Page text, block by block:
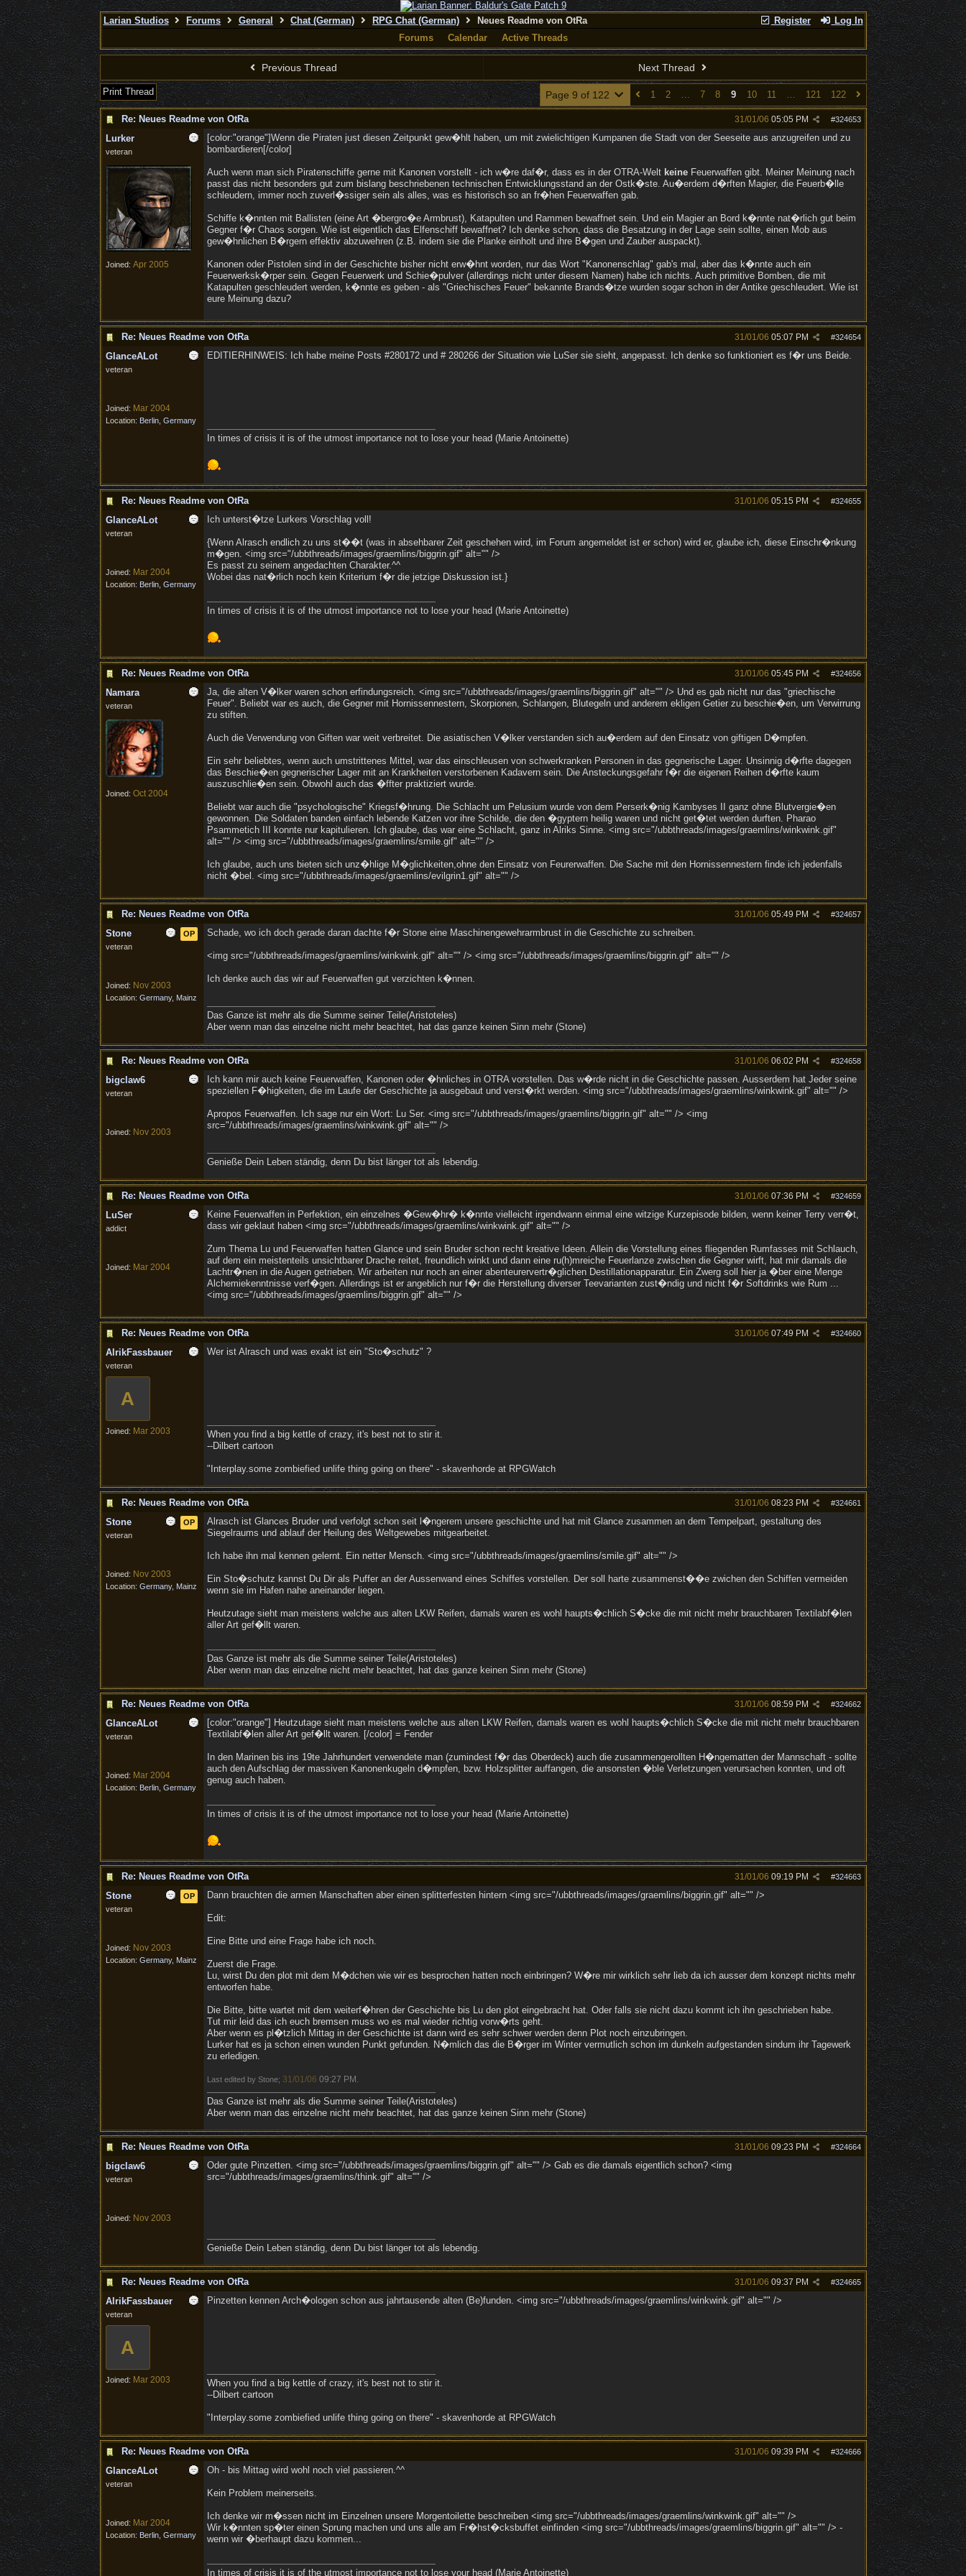
Register Log In
Larian Studios Forums General Chat (German) RPG Chat (German)
Neues Readme von OtRa
Forums
Calendar Active Threads
Previous Thread Next Thread
Print Thread Page 9 of 122 1 2 … 7 8 9 10 11 … 121 122
Re: Neues Readme von OtRa #324653
31/01/06 05:05 PM
Lurker
veteran
Joined: Apr 2005
[color:"orange"]Wenn die Piraten just diesen Zeitpunkt gew�hlt haben, um mit zwielichtigen Kumpanen die Stadt von der Seeseite aus anzugreifen und zu
bombardieren[/color]
Auch wenn man sich Piratenschiffe gerne mit Kanonen vorstellt - ich w�re daf�r, dass es in der OTRA-Welt keineFeuerwaffen gibt. Meiner Meinung nach
passt das nicht besonders gut zum bislang beschriebenen technischen Entwicklungsstand an der Ostk�ste. Au�erdem d�rften Magier, die Feuerb�lle
schleudern, immer noch zuverl�ssiger sein als alles, was es historisch so an fr�hen Feuerwaffen gab.
Schiffe k�nnten mit Ballisten (eine Art �bergro�e Armbrust), Katapulten und Rammen bewaffnet sein. Und ein Magier an Bord k�nnte nat�rlich gut beim
Gegner f�r Chaos sorgen. Wie ist eigentlich das Elfenschiff bewaffnet? Ich denke schon, dass die Besatzung in der Lage sein sollte, einen Mob aus
gew�hnlichen B�rgern effektiv abzuwehren (z.B. indem sie die Planke einholt und ihre B�gen und Zauber auspackt).
Kanonen oder Pistolen sind in der Geschichte bisher nicht erw�hnt worden, nur das Wort "Kanonenschlag" gab's mal, aber das k�nnte auch ein
Feuerwerksk�rper sein. Gegen Feuerwerk und Schie�pulver (allerdings nicht unter diesem Namen) habe ich nichts. Auch primitive Bomben, die mit
Katapulten geschleudert werden, k�nnte es geben - als "Griechisches Feuer" bekannte Brands�tze wurden sogar schon in der Antike geschleudert. Wie ist
eure Meinung dazu?
Re: Neues Readme von OtRa #324654
31/01/06 05:07 PM
GlanceALot
veteran
Joined: Mar 2004
Location: Berlin, Germany
EDITIERHINWEIS: Ich habe meine Posts #280172 und # 280266 der Situation wie LuSer sie sieht, angepasst. Ich denke so funktioniert es f�r uns Beide.
In times of crisis it is of the utmost importance not to lose your head (Marie Antoinette)
Re: Neues Readme von OtRa #324655
31/01/06 05:15 PM
GlanceALot
veteran
Joined: Mar 2004
Location: Berlin, Germany
Ich unterst�tze Lurkers Vorschlag voll!
{Wenn Alrasch endlich zu uns st��t (was in absehbarer Zeit geschehen wird, im Forum angemeldet ist er schon) wird er, glaube ich, diese Einschr�nkung
m�gen. <img src="/ubbthreads/images/graemlins/biggrin.gif" alt="" />
Es passt zu seinem angedachten Charakter.^^
Wobei das nat�rlich noch kein Kriterium f�r die jetzige Diskussion ist.}
In times of crisis it is of the utmost importance not to lose your head (Marie Antoinette)
Re: Neues Readme von OtRa #324656
31/01/06 05:45 PM
Namara
veteran
Joined: Oct 2004
Ja, die alten V�lker waren schon erfindungsreich. <img src="/ubbthreads/images/graemlins/biggrin.gif" alt="" /> Und es gab nicht nur das "griechische
Feuer". Beliebt war es auch, die Gegner mit Hornissennestern, Skorpionen, Schlangen, Blutegeln und anderem ekligen Getier zu beschie�en, um Verwirrung
zu stiften.
Auch die Verwendung von Giften war weit verbreitet. Die asiatischen V�lker verstanden sich au�erdem auf den Einsatz von giftigen D�mpfen.
Ein sehr beliebtes, wenn auch umstrittenes Mittel, war das einschleusen von schwerkranken Personen in das gegnerische Lager. Unsinnig d�rfte dagegen
das Beschie�en gegnerischer Lager mit an Krankheiten verstorbenen Kadavern sein. Die Ansteckungsgefahr f�r die eigenen Reihen d�rfte kaum
auszuschlie�en sein. Obwohl auch das �ffter praktiziert wurde.
Beliebt war auch die "psychologische" Kriegsf�hrung. Die Schlacht um Pelusium wurde von dem Perserk�nig Kambyses II ganz ohne Blutvergie�en
gewonnen. Die Soldaten banden einfach lebende Katzen vor ihre Schilde, die den �gyptern heilig waren und nicht get�tet werden durften. Pharao
Psammetich III konnte nur kapitulieren. Ich glaube, das war eine Schlacht, ganz in Alriks Sinne. <img src="/ubbthreads/images/graemlins/winkwink.gif"
alt="" /> <img src="/ubbthreads/images/graemlins/smile.gif" alt="" />
Ich glaube, auch uns bieten sich unz�hlige M�glichkeiten,ohne den Einsatz von Feurerwaffen. Die Sache mit den Hornissennestern finde ich jedenfalls
nicht �bel. <img src="/ubbthreads/images/graemlins/evilgrin1.gif" alt="" />
Re: Neues Readme von OtRa #324657
31/01/06 05:49 PM
OP
Stone
veteran
Joined: Nov 2003
Location: Germany, Mainz
Schade, wo ich doch gerade daran dachte f�r Stone eine Maschinengewehrarmbrust in die Geschichte zu schreiben.
<img src="/ubbthreads/images/graemlins/winkwink.gif" alt="" /> <img src="/ubbthreads/images/graemlins/biggrin.gif" alt="" />
Ich denke auch das wir auf Feuerwaffen gut verzichten k�nnen.
Das Ganze ist mehr als die Summe seiner Teile(Aristoteles)
Aber wenn man das einzelne nicht mehr beachtet, hat das ganze keinen Sinn mehr (Stone)
Re: Neues Readme von OtRa #324658
31/01/06 06:02 PM
bigclaw6
veteran
Joined: Nov 2003
Ich kann mir auch keine Feuerwaffen, Kanonen oder �hnliches in OTRA vorstellen. Das w�rde nicht in die Geschichte passen. Ausserdem hat Jeder seine
speziellen F�higkeiten, die im Laufe der Geschichte ja ausgebaut und verst�rkt werden. <img src="/ubbthreads/images/graemlins/winkwink.gif" alt="" />
Apropos Feuerwaffen. Ich sage nur ein Wort: Lu Ser. <img src="/ubbthreads/images/graemlins/biggrin.gif" alt="" /> <img
src="/ubbthreads/images/graemlins/winkwink.gif" alt="" />
Genieße Dein Leben ständig, denn Du bist länger tot als lebendig.
Re: Neues Readme von OtRa #324659
31/01/06 07:36 PM
LuSer
addict
Joined: Mar 2004
Keine Feuerwaffen in Perfektion, ein einzelnes �Gew�hr� k�nnte vielleicht irgendwann einmal eine witzige Kurzepisode bilden, wenn keiner Terry verr�t,
dass wir geklaut haben <img src="/ubbthreads/images/graemlins/winkwink.gif" alt="" />
Zum Thema Lu und Feuerwaffen hatten Glance und sein Bruder schon recht kreative Ideen. Allein die Vorstellung eines fliegenden Rumfasses mit Schlauch,
auf dem ein meistenteils unsichtbarer Drache reitet, freundlich winkt und dann eine ru(h)mreiche Feuerlanze zwischen die Gegner wirft, hat mir damals die
Lachtr�nen in die Augen getrieben. Wir arbeiten nur noch an einer abenteurervertr�glichen Destillationapparatur. Ein Zwerg soll hier ja �ber eine Menge
Alchemiekenntnisse verf�gen. Allerdings ist er angeblich nur f�r die Herstellung diverser Teevarianten zust�ndig und nicht f�r Softdrinks wie Rum ...
<img src="/ubbthreads/images/graemlins/biggrin.gif" alt="" />
Re: Neues Readme von OtRa #324660
31/01/06 07:49 PM
AlrikFassbauer
veteran
A
Joined: Mar 2003
Wer ist Alrasch und was exakt ist ein "Sto�schutz" ?
When you find a big kettle of crazy, it's best not to stir it.
--Dilbert cartoon
"Interplay.some zombiefied unlife thing going on there" - skavenhorde at RPGWatch
Re: Neues Readme von OtRa #324661
31/01/06 08:23 PM
OP
Stone
veteran
Joined: Nov 2003
Location: Germany, Mainz
Alrasch ist Glances Bruder und verfolgt schon seit l�ngerem unsere geschichte und hat mit Glance zusammen an dem Tempelpart, gestaltung des
Siegelraums und ablauf der Heilung des Weltgewebes mitgearbeitet.
Ich habe ihn mal kennen gelernt. Ein netter Mensch. <img src="/ubbthreads/images/graemlins/smile.gif" alt="" />
Ein Sto�schutz kannst Du Dir als Puffer an der Aussenwand eines Schiffes vorstellen. Der soll harte zusammenst��e zwichen den Schiffen vermeiden
wenn sie im Hafen nahe aneinander liegen.
Heutzutage sieht man meistens welche aus alten LKW Reifen, damals waren es wohl haupts�chlich S�cke die mit nicht mehr brauchbaren Textilabf�len
aller Art gef�llt waren.
Das Ganze ist mehr als die Summe seiner Teile(Aristoteles)
Aber wenn man das einzelne nicht mehr beachtet, hat das ganze keinen Sinn mehr (Stone)
Re: Neues Readme von OtRa #324662
31/01/06 08:59 PM
GlanceALot
veteran
Joined: Mar 2004
Location: Berlin, Germany
[color:"orange"] Heutzutage sieht man meistens welche aus alten LKW Reifen, damals waren es wohl haupts�chlich S�cke die mit nicht mehr brauchbaren
Textilabf�len aller Art gef�llt waren. [/color] = Fender
In den Marinen bis ins 19te Jahrhundert verwendete man (zumindest f�r das Oberdeck) auch die zusammengerollten H�ngematten der Mannschaft - sollte
auch den Aufschlag der massiven Kanonenkugeln d�mpfen, bzw. Holzsplitter auffangen, die ansonsten �ble Verletzungen verursachen konnten, und oft
genug auch haben.
In times of crisis it is of the utmost importance not to lose your head (Marie Antoinette)
Re: Neues Readme von OtRa #324663
31/01/06 09:19 PM
OP
Stone
veteran
Joined: Nov 2003
Location: Germany, Mainz
Dann brauchten die armen Manschaften aber einen splitterfesten hintern <img src="/ubbthreads/images/graemlins/biggrin.gif" alt="" />
Edit:
Eine Bitte und eine Frage habe ich noch.
Zuerst die Frage.
Lu, wirst Du den plot mit dem M�dchen wie wir es besprochen hatten noch einbringen? W�re mir wirklich sehr lieb da ich ausser dem konzept nichts mehr
entworfen habe.
Die Bitte, bitte wartet mit dem weiterf�hren der Geschichte bis Lu den plot eingebracht hat. Oder falls sie nicht dazu kommt ich ihn geschrieben habe.
Tut mir leid das ich euch bremsen muss wo es mal wieder richtig vorw�rts geht.
Aber wenn es pl�tzlich Mittag in der Geschichte ist dann wird es sehr schwer werden denn Plot noch einzubringen.
Lurker hat es ja schon einen wunden Punkt gefunden. N�mlich das die B�rger im Winter vermutlich schon im dunkeln aufgestanden sindum ihr Tagewerk
zu erledigen.
Last edited by Stone; 31/01/06 09:27 PM
Das Ganze ist mehr als die Summe seiner Teile(Aristoteles)
Aber wenn man das einzelne nicht mehr beachtet, hat das ganze keinen Sinn mehr (Stone)
Re: Neues Readme von OtRa #324664
31/01/06 09:23 PM
bigclaw6
veteran
Joined: Nov 2003
Oder gute Pinzetten. <img src="/ubbthreads/images/graemlins/biggrin.gif" alt="" /> Gab es die damals eigentlich schon? <img
src="/ubbthreads/images/graemlins/think.gif" alt="" />
Genieße Dein Leben ständig, denn Du bist länger tot als lebendig.
Re: Neues Readme von OtRa #324665
31/01/06 09:37 PM
AlrikFassbauer
veteran
A
Joined: Mar 2003
Pinzetten kennen Arch�ologen schon aus jahrtausende alten (Be)funden. <img src="/ubbthreads/images/graemlins/winkwink.gif" alt="" />
When you find a big kettle of crazy, it's best not to stir it.
--Dilbert cartoon
"Interplay.some zombiefied unlife thing going on there" - skavenhorde at RPGWatch
Re: Neues Readme von OtRa #324666
31/01/06 09:39 PM
GlanceALot
veteran
Joined: Mar 2004
Location: Berlin, Germany
Oh - bis Mittag wird wohl noch viel passieren.^^
Kein Problem meinerseits.
Ich denke wir m�ssen nicht im Einzelnen unsere Morgentoilette beschreiben <img src="/ubbthreads/images/graemlins/winkwink.gif" alt="" />
Wir k�nnten sp�ter einen Sprung machen und uns alle am Fr�hst�cksbuffet einfinden <img src="/ubbthreads/images/graemlins/biggrin.gif" alt="" /> -
wenn wir �berhaupt dazu kommen...
In times of crisis it is of the utmost importance not to lose your head (Marie Antoinette)